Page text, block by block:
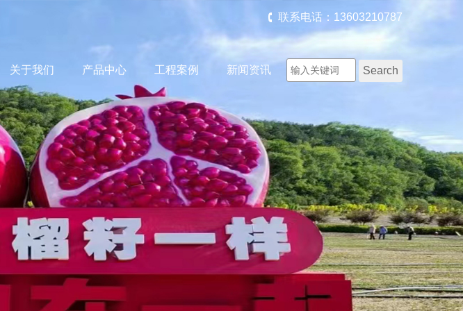
联系电话：13603210787
关于我们 产品中心 工程案例 新闻资讯